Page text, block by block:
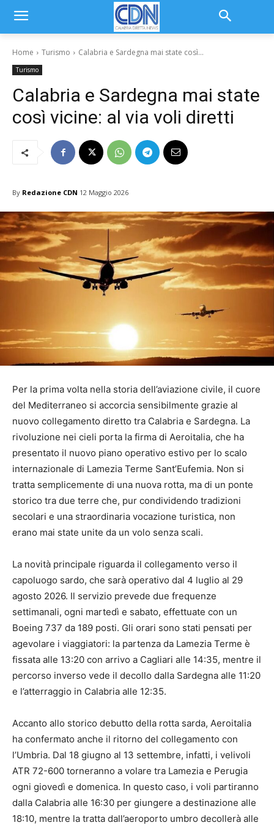
Home Turismo Calabria e Sardegna mai state così...
Turismo
Calabria e Sardegna mai state
così vicine: al via voli diretti
By Redazione CDN 12 Maggio 2026
Per la prima volta nella storia dell’aviazione civile, il cuore
del Mediterraneo si accorcia sensibilmente grazie al
nuovo collegamento diretto tra Calabria e Sardegna. La
rivoluzione nei cieli porta la firma di Aeroitalia, che ha
presentato il nuovo piano operativo estivo per lo scalo
internazionale di Lamezia Terme Sant’Eufemia. Non si
tratta semplicemente di una nuova rotta, ma di un ponte
storico tra due terre che, pur condividendo tradizioni
secolari e una straordinaria vocazione turistica, non
erano mai state unite da un volo senza scali.
La novità principale riguarda il collegamento verso il
capoluogo sardo, che sarà operativo dal 4 luglio al 29
agosto 2026. Il servizio prevede due frequenze
settimanali, ogni martedì e sabato, effettuate con un
Boeing 737 da 189 posti. Gli orari sono stati pensati per
agevolare i viaggiatori: la partenza da Lamezia Terme è
fissata alle 13:20 con arrivo a Cagliari alle 14:35, mentre il
percorso inverso vede il decollo dalla Sardegna alle 11:20
e l’atterraggio in Calabria alle 12:35.
Accanto allo storico debutto della rotta sarda, Aeroitalia
ha confermato anche il ritorno del collegamento con
l’Umbria. Dal 18 giugno al 13 settembre, infatti, i velivoli
ATR 72-600 torneranno a volare tra Lamezia e Perugia
ogni giovedì e domenica. In questo caso, i voli partiranno
dalla Calabria alle 16:30 per giungere a destinazione alle
18:10, mentre la tratta dall’aeroporto umbro decollerà alle